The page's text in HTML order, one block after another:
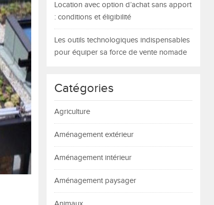
Location avec option d’achat sans apport
: conditions et éligibilité
Les outils technologiques indispensables
pour équiper sa force de vente nomade
Catégories
Agriculture
Aménagement extérieur
Aménagement intérieur
Aménagement paysager